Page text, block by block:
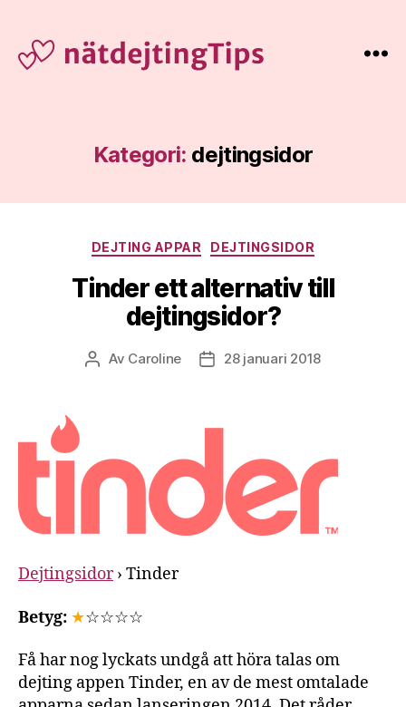
Kategori: dejtingsidor
Kategorier
DEJTING APPAR DEJTINGSIDOR
Tinder ett alternativ till
dejtingsidor?
Inläggsförfattare
Av Caroline Inläggsdatum
28 januari 2018
Dejtingsidor› Tinder
Betyg: ★☆☆☆☆
Få har nog lyckats undgå att höra talas om
dejting appen Tinder, en av de mest omtalade